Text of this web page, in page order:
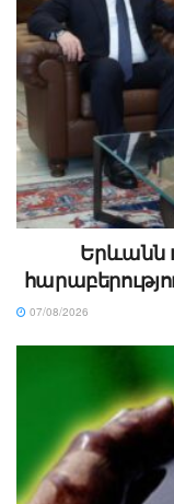
Երևանն
07/08/2026